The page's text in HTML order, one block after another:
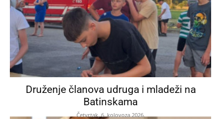
Druženje članova udruga i mladeži na
Batinskama
Četvrtak, 6. kolovoza 2026.